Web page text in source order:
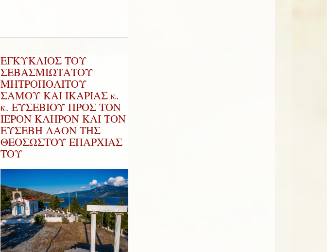
ΕΓΚΥΚΛΙΟΣ ΤΟΥ
ΣΕΒΑΣΜΙΩΤΑΤΟΥ
ΜΗΤΡΟΠΟΛΙΤΟΥ
ΣΑΜΟΥ ΚΑΙ ΙΚΑΡΙΑΣ κ.
κ. ΕΥΣΕΒΙΟΥ ΠΡΟΣ ΤΟΝ
ΙΕΡΟΝ ΚΛΗΡΟΝ ΚΑΙ ΤΟΝ
ΕΥΣΕΒΗ ΛΑΟΝ ΤΗΣ
ΘΕΟΣΩΣΤΟΥ ΕΠΑΡΧΙΑΣ
ΤΟΥ